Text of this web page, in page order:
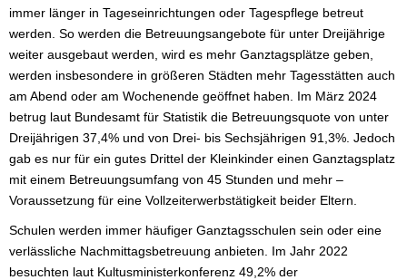
immer länger in Tageseinrichtungen oder Tagespflege betreut
werden. So werden die Betreuungsangebote für unter Dreijährige
weiter ausgebaut werden, wird es mehr Ganztagsplätze geben,
werden insbesondere in größeren Städten mehr Tagesstätten auch
am Abend oder am Wochenende geöffnet haben. Im März 2024
betrug laut Bundesamt für Statistik die Betreuungsquote von unter
Dreijährigen 37,4% und von Drei- bis Sechsjährigen 91,3%. Jedoch
gab es nur für ein gutes Drittel der Kleinkinder einen Ganztagsplatz
mit einem Betreuungsumfang von 45 Stunden und mehr –
Voraussetzung für eine Vollzeiterwerbstätigkeit beider Eltern.
Schulen werden immer häufiger Ganztagsschulen sein oder eine
verlässliche Nachmittagsbetreuung anbieten. Im Jahr 2022
besuchten laut Kultusministerkonferenz 49,2% der